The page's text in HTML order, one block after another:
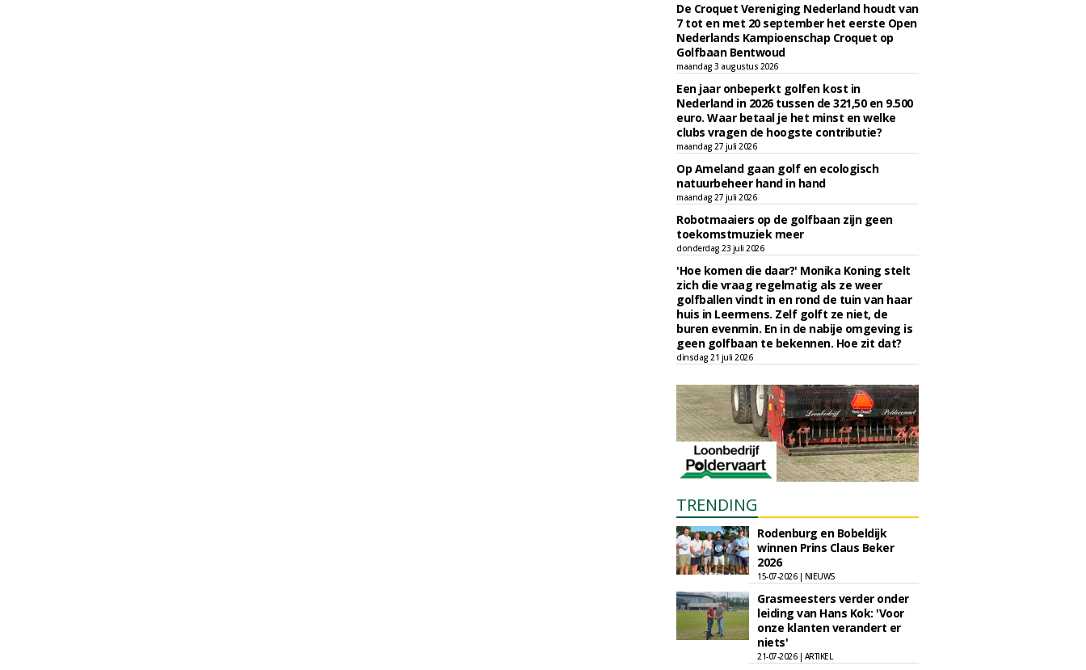
De Croquet Vereniging Nederland houdt van
7 tot en met 20 september het eerste Open
Nederlands Kampioenschap Croquet op
Golfbaan Bentwoud
maandag 3 augustus 2026
Een jaar onbeperkt golfen kost in
Nederland in 2026 tussen de 321,50 en 9.500
euro. Waar betaal je het minst en welke
clubs vragen de hoogste contributie?
maandag 27 juli 2026
Op Ameland gaan golf en ecologisch
natuurbeheer hand in hand
maandag 27 juli 2026
Robotmaaiers op de golfbaan zijn geen
toekomstmuziek meer
donderdag 23 juli 2026
'Hoe komen die daar?' Monika Koning stelt
zich die vraag regelmatig als ze weer
golfballen vindt in en rond de tuin van haar
huis in Leermens. Zelf golft ze niet, de
buren evenmin. En in de nabije omgeving is
geen golfbaan te bekennen. Hoe zit dat?
dinsdag 21 juli 2026
TRENDING
Rodenburg en Bobeldijk
winnen Prins Claus Beker
2026
15-07-2026 | NIEUWS
Grasmeesters verder onder
leiding van Hans Kok: 'Voor
onze klanten verandert er
niets'
21-07-2026 | ARTIKEL